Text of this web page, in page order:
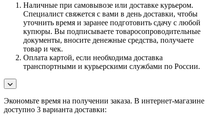
Наличные при самовывозе или доставке курьером.
Специалист свяжется с вами в день доставки, чтобы
уточнить время и заранее подготовить сдачу с любой
купюры. Вы подписываете товаросопроводительные
документы, вносите денежные средства, получаете
товар и чек.
Оплата картой, если необходима доставка
транспортными и курьерскими службами по России.
Экономьте время на получении заказа. В интернет-магазине
доступно 3 варианта доставки: